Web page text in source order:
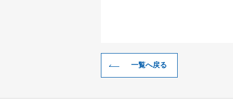
一覧へ戻る